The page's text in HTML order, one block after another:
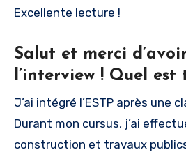
Excellente lecture !
Salut et merci
l’interview ! Quel est
J’ai intégré l’ESTP après une
Durant mon cursus, j’ai
construction et travaux